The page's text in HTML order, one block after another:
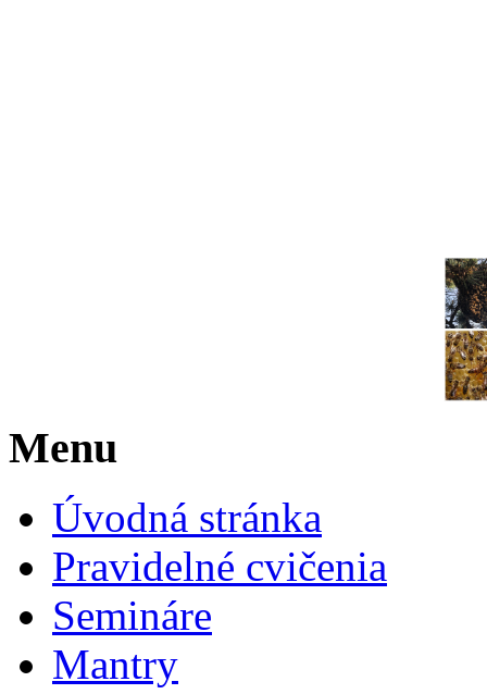
Menu
Úvodná stránka
Pravidelné cvičenia
Semináre
Mantry